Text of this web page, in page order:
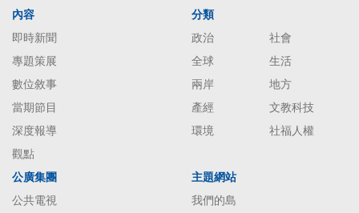
內容
即時新聞
專題策展
數位敘事
當期節目
深度報導
觀點
分類
政治
社會
全球
生活
兩岸
地方
產經
文教科技
環境
社福人權
公廣集團
公共電視
主題網站
我們的島